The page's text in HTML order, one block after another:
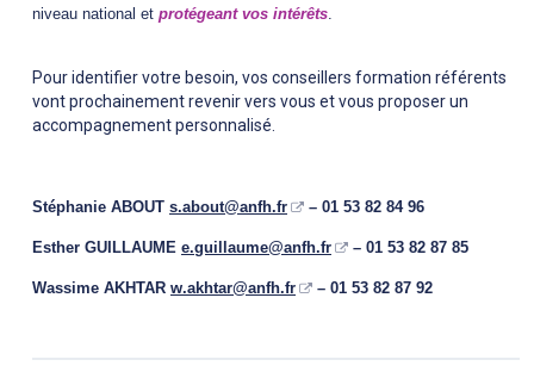
niveau national et protégeant vos intérêts
Pour identifier votre besoin, vos conseillers formation référents
vont prochainement revenir vers vous et vous proposer un
accompagnement personnalisé.
Stéphanie ABOUT s.about@anfh.fr – 01 53 82 84 96
Esther GUILLAUME e.guillaume@anfh.fr – 01 53 82 87 85
Wassime AKHTAR w.akhtar@anfh.fr – 01 53 82 87 92